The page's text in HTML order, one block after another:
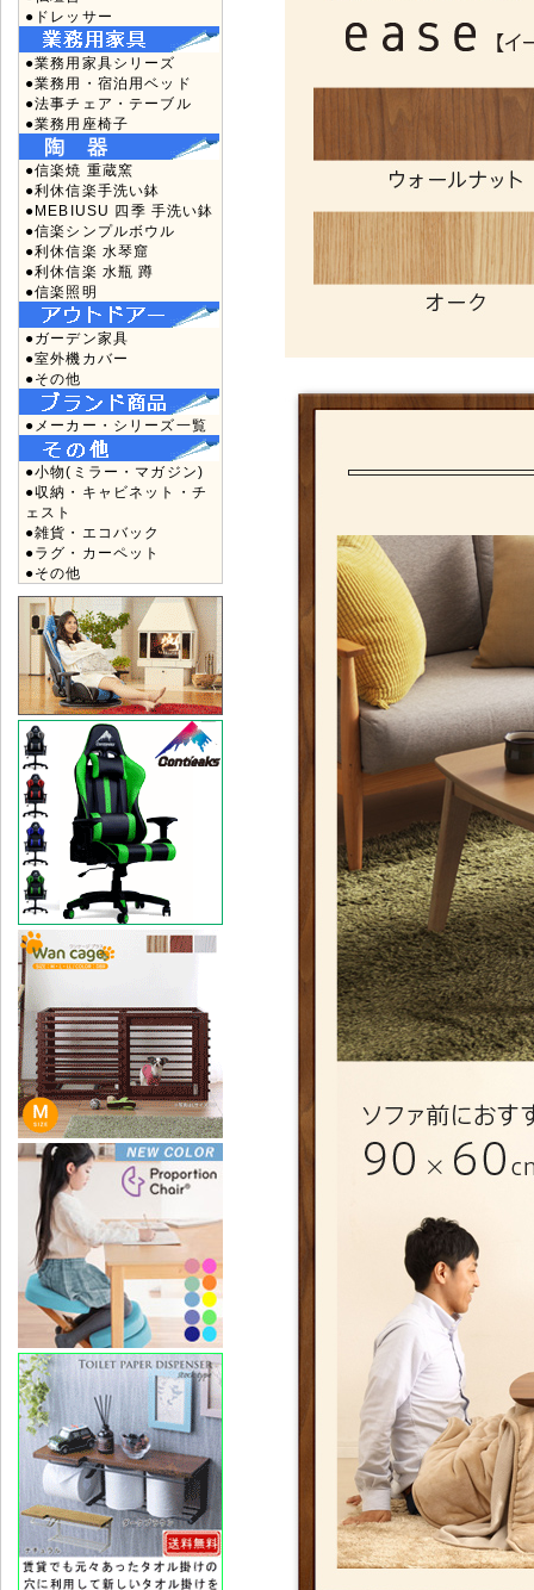
●ドレッサー
●業務用家具シリーズ
●業務用・宿泊用ベッド
●法事チェア・テーブル
●業務用座椅子
●信楽焼 重蔵窯
●利休信楽手洗い鉢
●MEBIUSU 四季 手洗い鉢
●信楽シンプルボウル
●利休信楽 水琴窟
●利休信楽 水瓶 蹲
●信楽照明
●ガーデン家具
●室外機カバー
●その他
●メーカー・シリーズ一覧
●小物(ミラー・マガジン)
●収納・キャビネット・チ
ェスト
●雑貨・エコバック
●ラグ・カーペット
●その他